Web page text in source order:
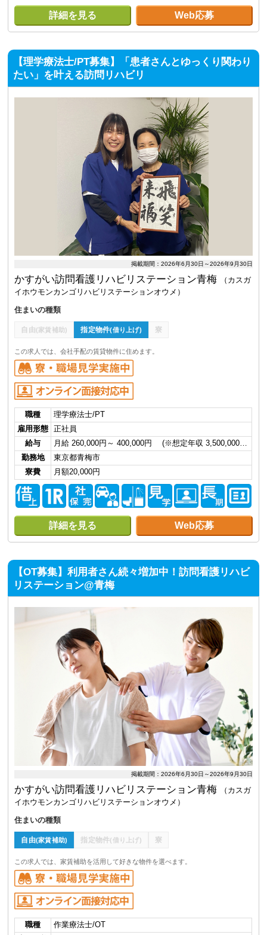
詳細を見る Web応募
【理学療法士/PT募集】「患者さんとゆっくり関わり
たい」を叶える訪問リハビリ
掲載期間：2026年6月30日～2026年9月30日
かすがい訪問看護リハビリステーション青梅
（カスガ
イホウモンカンゴリハビリステーションオウメ）
住まいの種類
自由(家賃補助) 指定物件(借り上げ) 寮
この求人では、会社手配の賃貸物件に住めます。
職種
理学療法士/PT
雇用形態
正社員
給与
月給 260,000円～ 400,000円 (※想定年収 3,500,000…
勤務地
東京都青梅市
寮費
月額20,000円
詳細を見る Web応募
【OT募集】利用者さん続々増加中！訪問看護リハビ
リステーション@青梅
掲載期間：2026年6月30日～2026年9月30日
かすがい訪問看護リハビリステーション青梅
（カスガ
イホウモンカンゴリハビリステーションオウメ）
住まいの種類
自由(家賃補助) 指定物件(借り上げ) 寮
この求人では、家賃補助を活用して好きな物件を選べます。
職種
作業療法士/OT